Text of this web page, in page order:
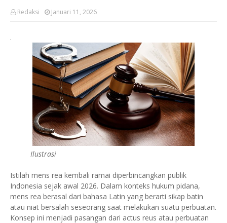
Redaksi Januari 11, 2026
.
Ilustrasi
Istilah mens rea kembali ramai diperbincangkan publik
Indonesia sejak awal 2026. Dalam konteks hukum pidana,
mens rea berasal dari bahasa Latin yang berarti sikap batin
atau niat bersalah seseorang saat melakukan suatu perbuatan.
Konsep ini menjadi pasangan dari actus reus atau perbuatan